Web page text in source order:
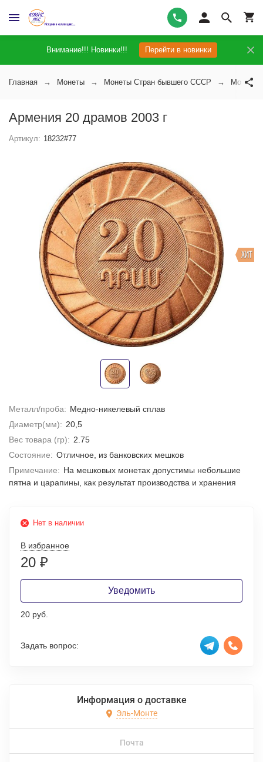
Внимание!!! Новинки!!! Перейти в новинки
Главная Монеты Монеты Стран бывшего СССР Монеты
Армения 20 драмов 2003 г
Артикул: 18232#77
ХИТ
Металл/проба: Медно-никелевый сплав
Диаметр(мм): 20,5
Вес товара (гр): 2.75
Состояние: Отличное, из банковских мешков
Примечание: На мешковых монетах допустимы небольшие
пятна и царапины, как результат производства и хранения
Нет в наличии
В избранное
20 ₽
Уведомить
20 руб.
Задать вопрос:
Информация о доставке
Эль-Монте
Почта